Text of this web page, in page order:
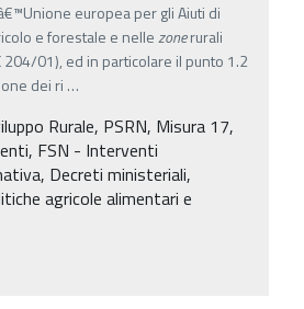
europea per gli Aiuti di
e forestale e nellezonerurali
01), ed in particolare il punto 1.2
dei ri …
Rurale, PSRN, Misura 17,
FSN - Interventi
Decreti ministeriali,
agricole alimentari e